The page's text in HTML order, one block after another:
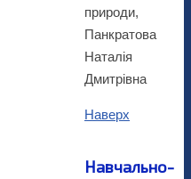
природи,
Панкратова
Наталія
Дмитрівна
Наверх
Навчально-